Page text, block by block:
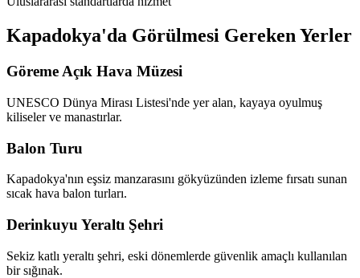
Kapadokya'da Görülmesi Gereken Yerler
Göreme Açık Hava Müzesi
UNESCO Dünya Mirası Listesi'nde yer alan, kayaya oyulmuş
kiliseler ve manastırlar.
Balon Turu
Kapadokya'nın eşsiz manzarasını gökyüzünden izleme fırsatı sunan
sıcak hava balon turları.
Derinkuyu Yeraltı Şehri
Sekiz katlı yeraltı şehri, eski dönemlerde güvenlik amaçlı kullanılan
bir sığınak.